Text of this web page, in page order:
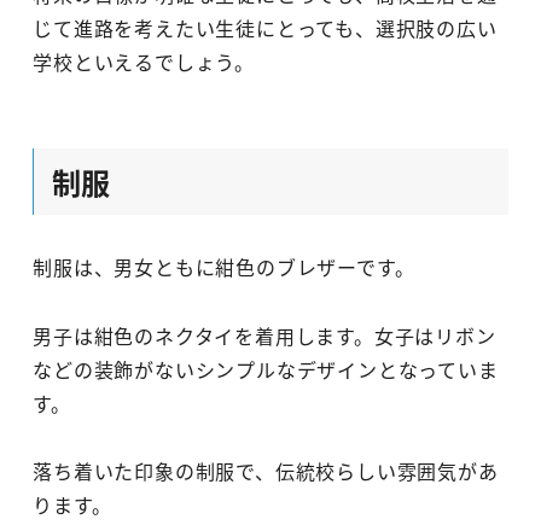
じて進路を考えたい生徒にとっても、選択肢の広い
学校といえるでしょう。
制服
制服は、男女ともに紺色のブレザーです。
男子は紺色のネクタイを着用します。女子はリボン
などの装飾がないシンプルなデザインとなっていま
す。
落ち着いた印象の制服で、伝統校らしい雰囲気があ
ります。